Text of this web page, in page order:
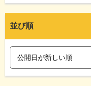
並び順